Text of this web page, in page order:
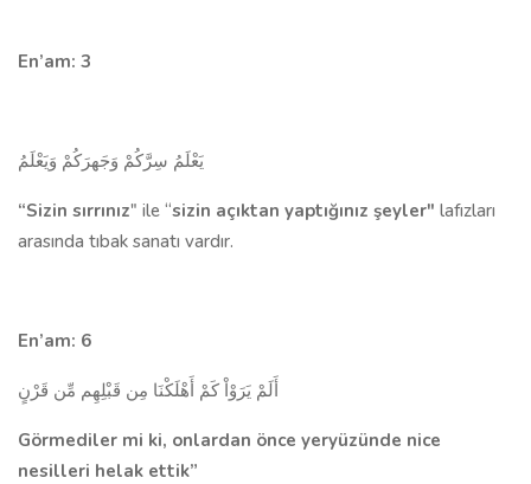
En’am: 3
يَعْلَمُ سِرَّكُمْ وَجَهرَكُمْ وَيَعْلَمُ
“Sizin sırrınız" ile “sizin açıktan yaptığınız şeyler" lafız­ları
arasında tıbak sanatı vardır.
En’am: 6
أَلَمْ يَرَوْاْ كَمْ أَهْلَكْنَا مِن قَبْلِهِم مِّن قَرْنٍ
Görmediler mi ki, onlardan önce yeryüzünde nice
nesilleri helak ettik”